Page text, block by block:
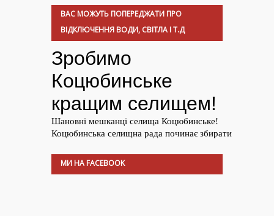
ВАС МОЖУТЬ ПОПЕРЕДЖАТИ ПРО
ВІДКЛЮЧЕННЯ ВОДИ, СВІТЛА І Т.Д
МИ НА FACEBOOK